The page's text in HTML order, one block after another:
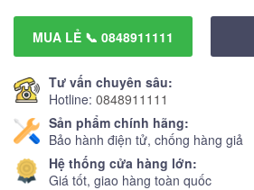
MUA LẺ 📞 0848911111
Tư vấn chuyên sâu:
Hotline: 0848911111
Sản phẩm chính hãng:
Bảo hành điện tử, chống hàng giả
Hệ thống cửa hàng lớn:
Giá tốt, giao hàng toàn quốc